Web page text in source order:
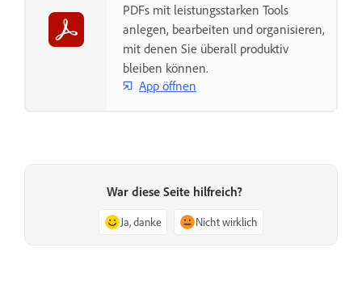
PDFs mit leistungsstarken Tools
anlegen, bearbeiten und organisieren,
mit denen Sie überall produktiv
bleiben können.
App öffnen
War diese Seite hilfreich?
Ja, danke Nicht wirklich